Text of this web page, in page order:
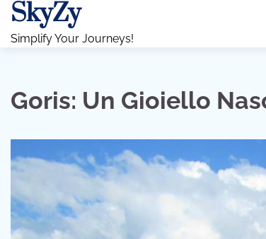
Skip
content
SkyZy
Simplify Your Journeys!
Goris: Un Gioiello